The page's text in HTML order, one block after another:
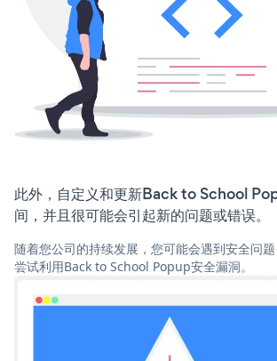
此外，自定义和更新Back to School
间，并且很可能会引起新的问题或错误。
随着您公司的持续发展，您可能会遇到安全问
尝试利用Back to School Popup安全漏洞。